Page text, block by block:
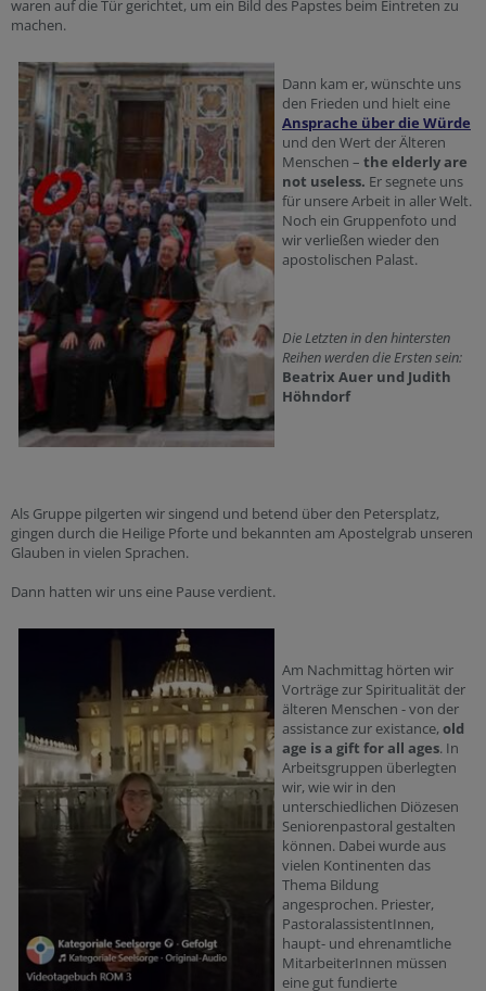
waren auf die Tür gerichtet, um ein Bild des Papstes beim Eintreten zu
machen.
Dann kam er, wünschte uns
den Frieden und hielt eine
Ansprache über die Würde
und den Wert der Älteren
Menschen – the elderly are
not useless. Er segnete uns
für unsere Arbeit in aller Welt.
Noch ein Gruppenfoto und
wir verließen wieder den
apostolischen Palast.
Die Letzten in den hintersten
Reihen werden die Ersten sein:
Beatrix Auer und Judith
Höhndorf
Als Gruppe pilgerten wir singend und betend über den Petersplatz,
gingen durch die Heilige Pforte und bekannten am Apostelgrab unseren
Glauben in vielen Sprachen.
Dann hatten wir uns eine Pause verdient.
Am Nachmittag hörten wir
Vorträge zur Spiritualität der
älteren Menschen - von der
assistance zur existance,old
age is a gift for all ages. In
Arbeitsgruppen überlegten
wir, wie wir in den
unterschiedlichen Diözesen
Seniorenpastoral gestalten
können. Dabei wurde aus
vielen Kontinenten das
Thema Bildung
angesprochen. Priester,
PastoralassistentInnen,
haupt- und ehrenamtliche
MitarbeiterInnen müssen
eine gut fundierte